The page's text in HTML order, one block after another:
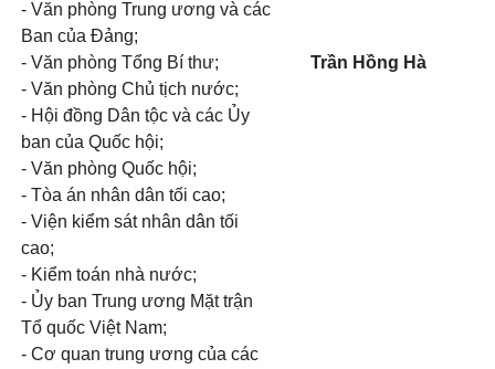
- Văn phòng Trung ương và các
Ban của Đảng;
- Văn phòng Tổng Bí thư;
- Văn phòng Chủ tịch nước;
- Hội đồng Dân tộc và các Ủy
ban của Quốc hội;
- Văn phòng Quốc hội;
- Tòa án nhân dân tối cao;
- Viện kiểm sát nhân dân tối
cao;
- Kiểm toán nhà nước;
- Ủy ban Trung ương Mặt trận
Tổ quốc Việt Nam;
- Cơ quan trung ương của các
Trần Hồng Hà